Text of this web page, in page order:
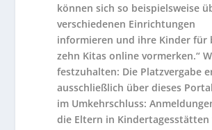
können sich so beispielsweise
verschiedenen Einrichtungen
informieren und ihre Kinder für
zehn Kitas online vormerken.“
festzuhalten: Die Platzvergabe
ausschließlich über dieses
im Umkehrschluss:
die Eltern in Kindertagesstätten